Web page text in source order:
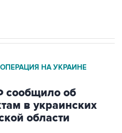
НА УКРАИНЕ
об
в украинских
области